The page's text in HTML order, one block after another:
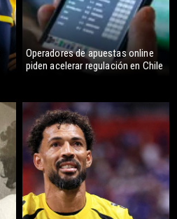
Operadores de apuestas online
piden acelerar regulación en Chile